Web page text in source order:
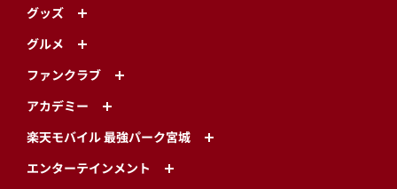
グッズ
グルメ
ファンクラブ
アカデミー
楽天モバイル 最強パーク宮城
エンターテインメント